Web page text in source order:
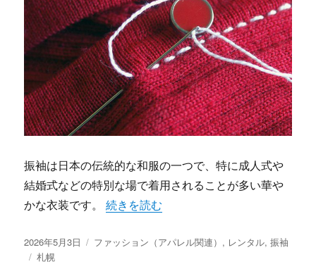
振袖は日本の伝統的な和服の一つで、特に成人式や
結婚式などの特別な場で着用されることが多い華や
かな衣装です。“札幌で体験する振袖の華やかさと伝統
続きを読む
投
稿
2026年5月3日
カ
ファッション（アパレル関連） , レンタル,振袖
タ
札幌